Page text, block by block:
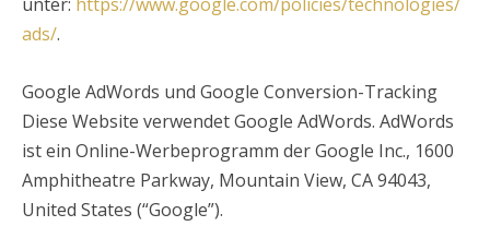
ads/.
Google AdWords und Google Conversion-Tracking
Diese Website verwendet Google AdWords. AdWords
ist ein Online-Werbeprogramm der Google Inc., 1600
Amphitheatre Parkway, Mountain View, CA 94043,
United States (“Google”).